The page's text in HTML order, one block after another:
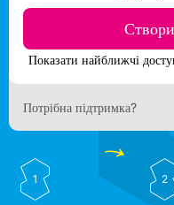
Потрібна підтримка?
1 2